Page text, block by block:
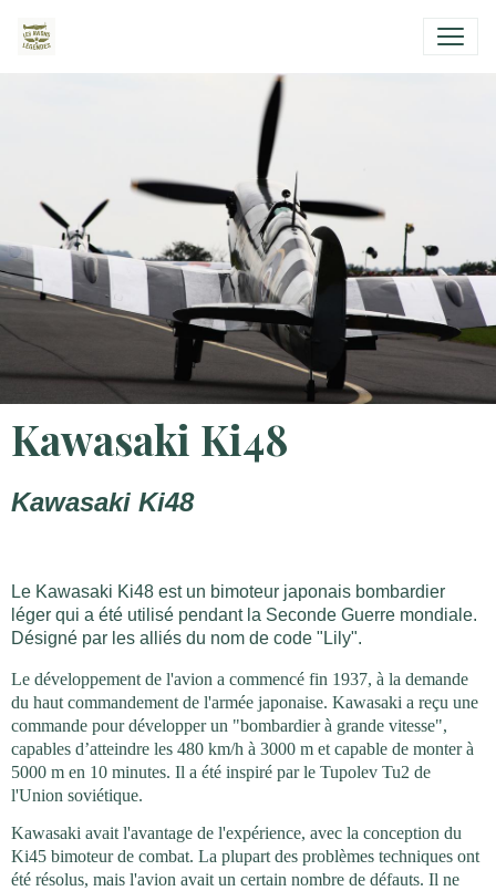
Kawasaki Ki48
Kawasaki Ki48
Le Kawasaki Ki48 est un bimoteur japonais bombardier
léger qui a été utilisé pendant la Seconde Guerre mondiale.
Désigné par les alliés du nom de code "Lily".
Le développement de l'avion a commencé fin 1937, à la demande
du haut commandement de l'armée japonaise. Kawasaki a reçu une
commande pour développer un "bombardier à grande vitesse",
capables d’atteindre les 480 km/h à 3000 m et capable de monter à
5000 m en 10 minutes. Il a été inspiré par le Tupolev Tu2 de
l'Union soviétique.
Kawasaki avait l'avantage de l'expérience, avec la conception du
Ki45 bimoteur de combat. La plupart des problèmes techniques ont
été résolus, mais l'avion avait un certain nombre de défauts. Il ne